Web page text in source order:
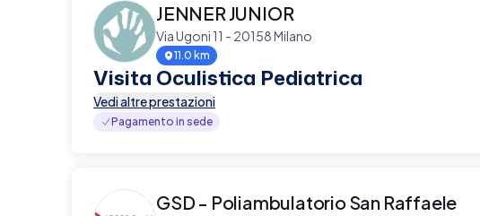
JENNER JUNIOR
Via Ugoni 11 - 20158 Milano
11.0 km
Visita Oculistica Pediatrica
Vedi altre prestazioni
Pagamento in sede
GSD - Poliambulatorio San Raffaele